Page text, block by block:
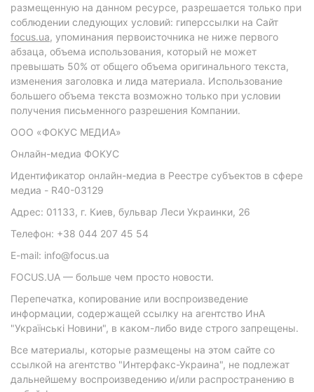
размещенную на данном ресурсе, разрешается только при
соблюдении следующих условий: гиперссылки на Сайт
focus.ua, упоминания первоисточника не ниже первого
абзаца, объема использования, который не может
превышать 50% от общего объема оригинального текста,
изменения заголовка и лида материала. Использование
большего объема текста возможно только при условии
получения письменного разрешения Компании.
ООО «ФОКУС МЕДИА»
Онлайн-медиа ФОКУС
Идентификатор онлайн-медиа в Реестре субъектов в сфере
медиа - R40-03129
Адрес: 01133, г. Киев, бульвар Леси Украинки, 26
Телефон: +38 044 207 45 54
E-mail: info@focus.ua
FOCUS.UA — больше чем просто новости.
Перепечатка, копирование или воспроизведение
информации, содержащей ссылку на агентство ИнА
"Українські Новини", в каком-либо виде строго запрещены.
Все материалы, которые размещены на этом сайте со
ссылкой на агентство "Интерфакс-Украина", не подлежат
дальнейшему воспроизведению и/или распространению в